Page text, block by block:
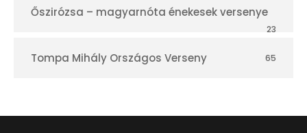
Őszirózsa – magyarnóta énekesek versenye
23
Tompa Mihály Országos Verseny 65